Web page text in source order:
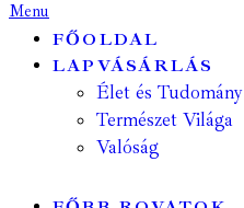
Menu
FŐOLDAL
LAPVÁSÁRLÁS
Élet és Tudomány
Természet Világa
Valóság